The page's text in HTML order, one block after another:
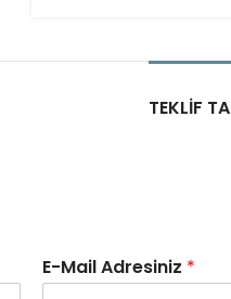
TEKLIF
E-Mail Adresiniz *